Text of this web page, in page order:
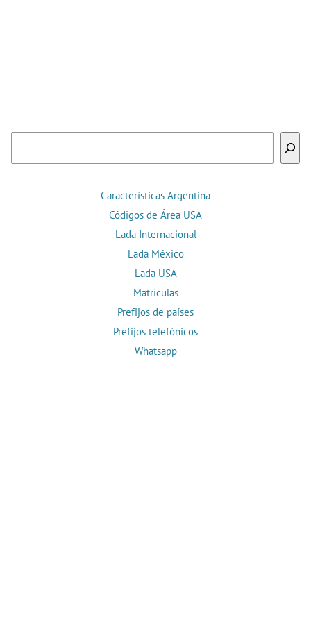
Características Argentina
Códigos de Área USA
Lada Internacional
Lada México
Lada USA
Matrículas
Prefijos de países
Prefijos telefónicos
Whatsapp